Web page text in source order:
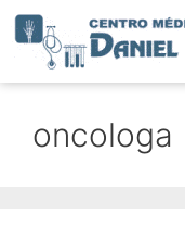
oncologa